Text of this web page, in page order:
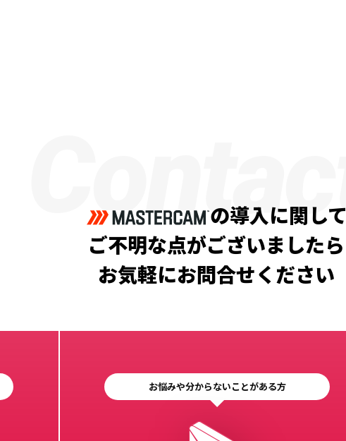
Contact
の導入に関して
ご不明な点がございましたら
お気軽にお問合せください
お悩みや分からないことがある方